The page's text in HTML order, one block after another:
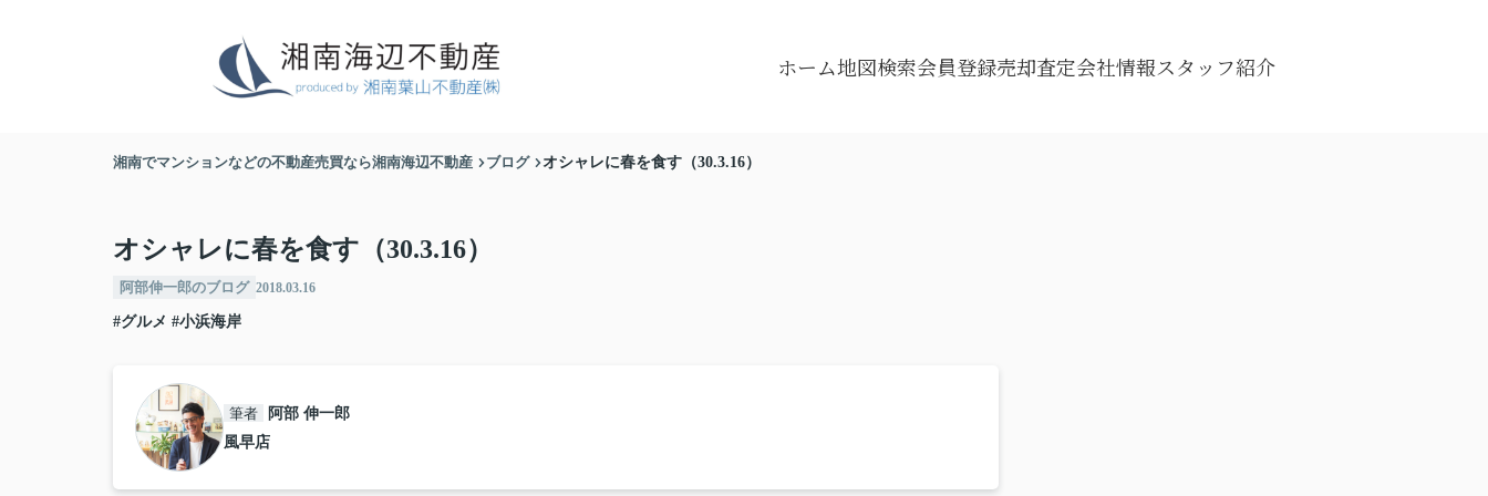
ホーム地図検索会員登録売却査定会社情報スタッフ紹介
湘南でマンションなどの不動産売買なら湘南海辺不動産 ブログ オシャレに春を食す（30.3.16）
オシャレに春を食す（30.3.16）
阿部伸一郎のブログ 2018.03.16
#グルメ #小浜海岸
筆者
阿部 伸一郎
風早店